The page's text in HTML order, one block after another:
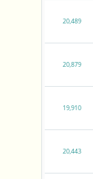
20,489
20,879
19,910
20,443